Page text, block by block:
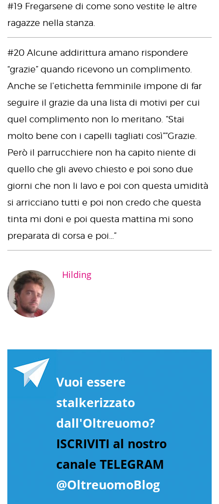
#19 Fregarsene di come sono vestite le altre
ragazze nella stanza.
#20 Alcune addirittura amano rispondere
“grazie” quando ricevono un complimento.
Anche se l’etichetta femminile impone di far
seguire il grazie da una lista di motivi per cui
quel complimento non lo meritano. “Stai
molto bene con i capelli tagliati così””Grazie.
Però il parrucchiere non ha capito niente di
quello che gli avevo chiesto e poi sono due
giorni che non li lavo e poi con questa umidità
si arricciano tutti e poi non credo che questa
tinta mi doni e poi questa mattina mi sono
preparata di corsa e poi…”
Hilding
Vuoi essere
stalkerizzato
dall'Oltreuomo?
ISCRIVITI al nostro
canale TELEGRAM
@OltreuomoBlog